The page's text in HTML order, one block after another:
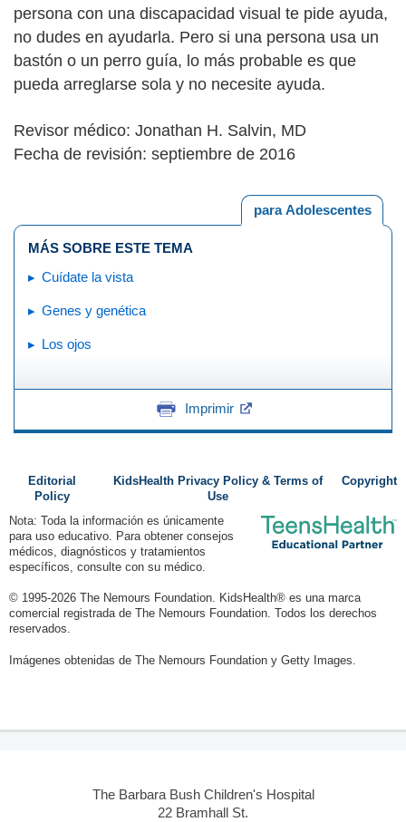
persona con una discapacidad visual te pide ayuda,
no dudes en ayudarla. Pero si una persona usa un
bastón o un perro guía, lo más probable es que
pueda arreglarse sola y no necesite ayuda.
Revisor médico: Jonathan H. Salvin, MD
Fecha de revisión: septiembre de 2016
para Adolescentes
MÁS SOBRE ESTE TEMA
Cuídate la vista
Genes y genética
Los ojos
Imprimir
Editorial
Policy
KidsHealth Privacy Policy & Terms of
Use
Copyright
Nota: Toda la información es únicamente
para uso educativo. Para obtener consejos
médicos, diagnósticos y tratamientos
específicos, consulte con su médico.
© 1995-2026 The Nemours Foundation. KidsHealth® es una marca
comercial registrada de The Nemours Foundation. Todos los derechos
reservados.
Imágenes obtenidas de The Nemours Foundation y Getty Images.
The Barbara Bush Children's Hospital
22 Bramhall St.